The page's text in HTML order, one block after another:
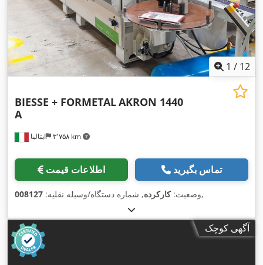
1 / 12
ایتالیا ۳٬۷۵۸ km
BIESSE + FORMETALAKRON 1440
A
اطلاعات قیمت تماس بگیرید
وضعیت:کارکرده, شماره دستگاه/وسیله نقلیه: 008127 ,
آگهی کوچک